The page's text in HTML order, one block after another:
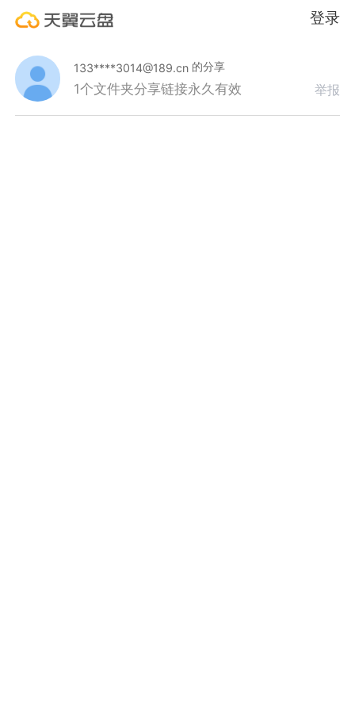
登录
133****3014@189.cn 的分享
1个文件夹分享链接永久有效 举报